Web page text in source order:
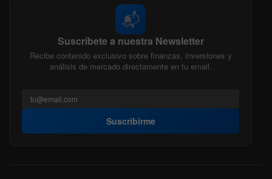
📬
Suscríbete a nuestra Newsletter
Recibe contenido exclusivo sobre finanzas, inversiones y
análisis de mercado directamente en tu email.
Suscribirme